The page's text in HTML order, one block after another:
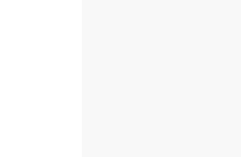
Hati